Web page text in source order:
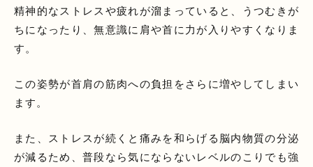
精神的なストレスや疲れが溜まっていると、うつむきが
ちになったり、無意識に肩や首に力が入りやすくなりま
す。
この姿勢が首肩の筋肉への負担をさらに増やしてしまい
ます。
また、ストレスが続くと痛みを和らげる脳内物質の分泌
が減るため、普段なら気にならないレベルのこりでも強